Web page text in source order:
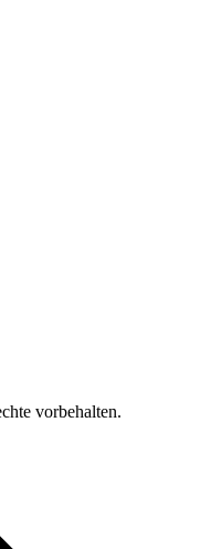
vorbehalten.